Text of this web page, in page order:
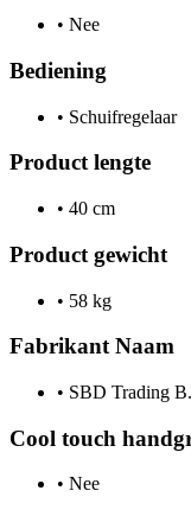
• Nee
Bediening
• Schuifregelaar
Product lengte
• 40 cm
Product gewicht
• 58 kg
Fabrikant Naam
• SBD Trading
Cool touch
• Nee